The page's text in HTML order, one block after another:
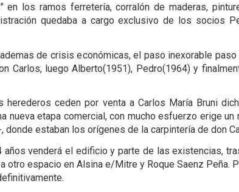
en los ramos ferretería, corralón de maderas,
quedaba a cargo exclusivo de los socios
de crisis económicas, el paso inexorable
Carlos, luego Alberto(1951), Pedro(1964) y
herederos ceden por venta a Carlos María Bruni
nueva etapa comercial, con mucho esfuerzo erige un
donde estaban los orígenes de la carpintería de don
años venderá el edificio y parte de las existencias,
otro espacio en Alsina e/Mitre y Roque Saenz Peña.